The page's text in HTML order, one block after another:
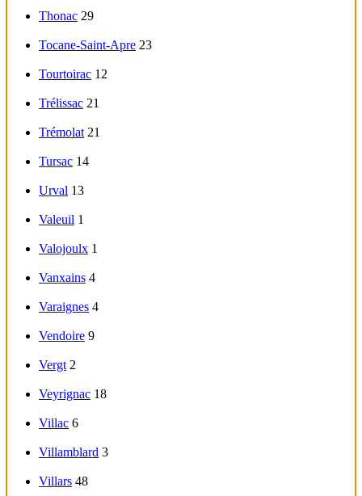
Thonac 29
Tocane-Saint-Apre 23
Tourtoirac 12
Trélissac 21
Trémolat 21
Tursac 14
Urval 13
Valeuil 1
Valojoulx 1
Vanxains 4
Varaignes 4
Vendoire 9
Vergt 2
Veyrignac 18
Villac 6
Villamblard 3
Villars 48